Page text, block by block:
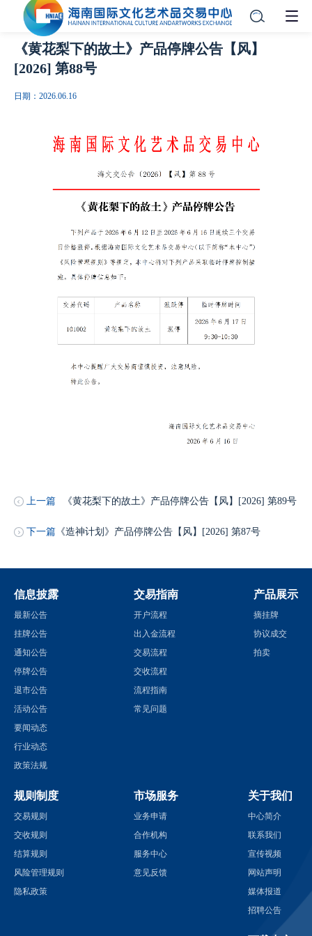
《黄花梨下的故土》产品停牌公告【风】
[2026] 第88号
日期：2026.06.16
上一篇 《黄花梨下的故土》产品停牌公告【风】[2026] 第89号
下一篇 《造神计划》产品停牌公告【风】[2026] 第87号
信息披露
最新公告
挂牌公告
通知公告
停牌公告
退市公告
活动公告
要闻动态
行业动态
政策法规
交易指南
开户流程
出入金流程
交易流程
交收流程
流程指南
常见问题
产品展示
摘挂牌
协议成交
拍卖
规则制度
交易规则
交收规则
结算规则
风险管理规则
隐私政策
市场服务
业务申请
合作机构
服务中心
意见反馈
关于我们
中心简介
联系我们
宣传视频
网站声明
媒体报道
招聘公告